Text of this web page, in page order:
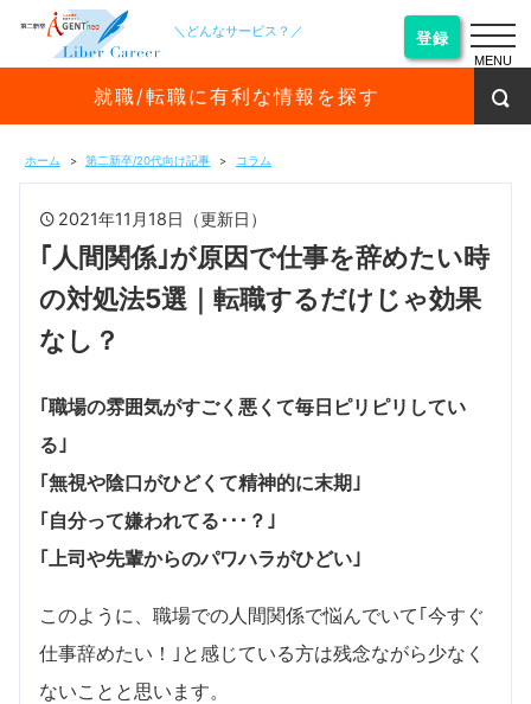
＼どんなサービス？／ 登録
就職/転職に有利な情報を探す
ホーム 第二新卒/20代向け記事 コラム
2021年11月18日（更新日）
｢人間関係｣が原因で仕事を辞めたい時
の対処法5選｜転職するだけじゃ効果
なし？
｢職場の雰囲気がすごく悪くて毎日ピリピリしてい
る｣
｢無視や陰口がひどくて精神的に末期｣
｢自分って嫌われてる･･･？｣
｢上司や先輩からのパワハラがひどい｣
このように、職場での人間関係で悩んでいて｢今すぐ
仕事辞めたい！｣と感じている方は残念ながら少なく
ないことと思います。
MENU